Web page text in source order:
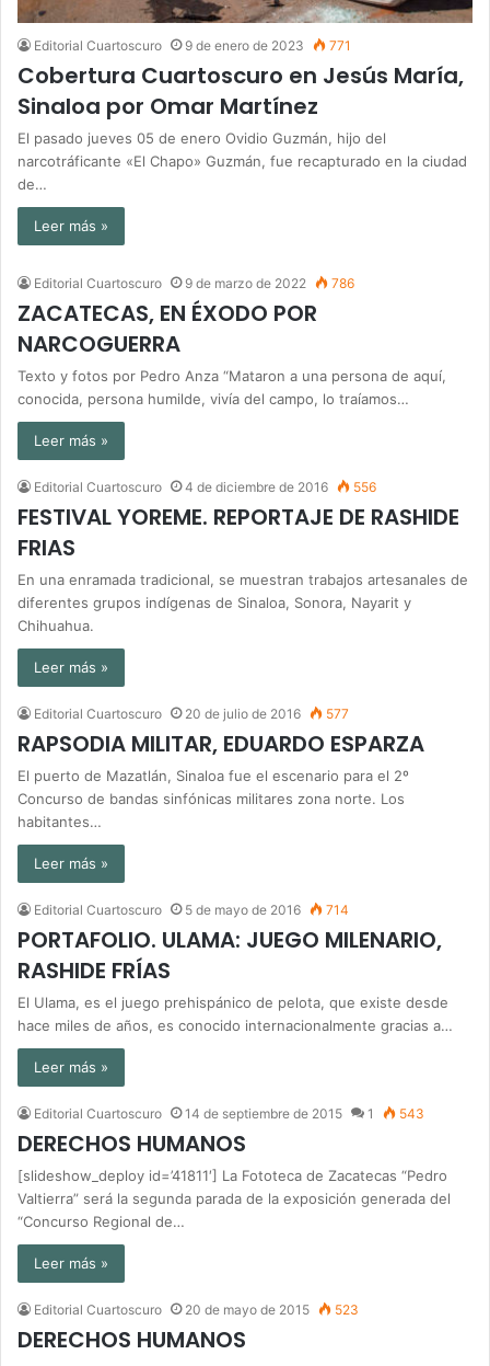
Editorial Cuartoscuro 9 de enero de 2023 771
Cobertura Cuartoscuro en Jesús María,
Sinaloa por Omar Martínez
El pasado jueves 05 de enero Ovidio Guzmán, hijo del
narcotráficante «El Chapo» Guzmán, fue recapturado en la ciudad
de…
Leer más »
Editorial Cuartoscuro 9 de marzo de 2022 786
ZACATECAS, EN ÉXODO POR
NARCOGUERRA
Texto y fotos por Pedro Anza “Mataron a una persona de aquí,
conocida, persona humilde, vivía del campo, lo traíamos…
Leer más »
Editorial Cuartoscuro 4 de diciembre de 2016 556
FESTIVAL YOREME. REPORTAJE DE RASHIDE
FRIAS
En una enramada tradicional, se muestran trabajos artesanales de
diferentes grupos indígenas de Sinaloa, Sonora, Nayarit y
Chihuahua.
Leer más »
Editorial Cuartoscuro 20 de julio de 2016 577
RAPSODIA MILITAR, EDUARDO ESPARZA
El puerto de Mazatlán, Sinaloa fue el escenario para el 2º
Concurso de bandas sinfónicas militares zona norte. Los
habitantes…
Leer más »
Editorial Cuartoscuro 5 de mayo de 2016 714
PORTAFOLIO. ULAMA: JUEGO MILENARIO,
RASHIDE FRÍAS
El Ulama, es el juego prehispánico de pelota, que existe desde
hace miles de años, es conocido internacionalmente gracias a…
Leer más »
Editorial Cuartoscuro 14 de septiembre de 2015 1 543
DERECHOS HUMANOS
[slideshow_deploy id=’41811′] La Fototeca de Zacatecas “Pedro
Valtierra” será la segunda parada de la exposición generada del
“Concurso Regional de…
Leer más »
Editorial Cuartoscuro 20 de mayo de 2015 523
DERECHOS HUMANOS